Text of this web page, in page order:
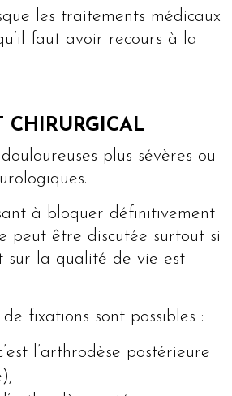
les traitements médicaux
faut avoir recours à la
CHIRURGICAL
plus sévères ou
à bloquer définitivement
peut être discutée surtout si
sur la qualité de vie est
fixations sont possibles :
l’arthrodèse postérieure